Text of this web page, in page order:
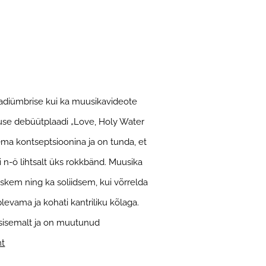
kui ka muusikavideote
debüütplaadi „Love, Holy Water
kontseptsioonina ja on tunda, et
ö lihtsalt üks rokkbänd. Muusika
ning ka soliidsem, kui võrrelda
ja kohati kantriliku kõlaga.
ja on muutunud